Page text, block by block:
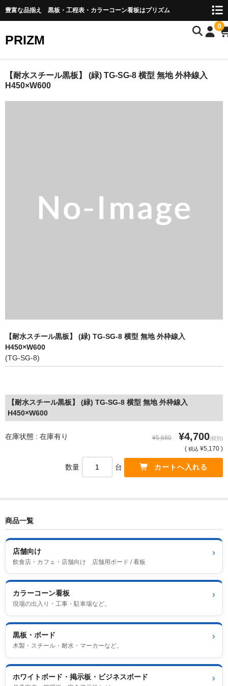
豊富な品揃え 黒板・工程表・カラーコーン看板はプリズム
PRIZM
0
HOME
【耐水スチール黒板】 (緑) TG-SG-8 横型 無地 外枠線入
H450×W600
【耐水スチール黒板】 (緑) TG-SG-8 横型 無地 外枠線入
H450×W600
(TG-SG-8)
【耐水スチール黒板】 (緑) TG-SG-8 横型 無地 外枠線入
H450×W600
在庫状態 : 在庫有り ¥5,680 ¥4,700(税別)
( 税込 ¥5,170 )
数量 台
商品一覧
店舗向け
飲食店・カフェ・店舗向け 店舗用ボード / 看板
›
カラーコーン看板
現場の出入り・工事・駐車場など。
›
黒板・ボード
木製・スチール・耐水・マーカーなど。
›
ホワイトボード・掲示板・ビジネスボード ›